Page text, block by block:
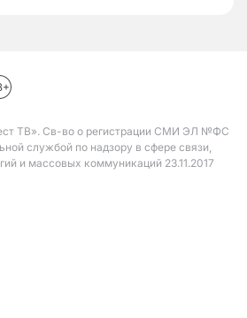
ТВ». Св-во о регистрации СМИ ЭЛ №ФС
службой по надзору в сфере связи,
и массовых коммуникаций 23.11.2017